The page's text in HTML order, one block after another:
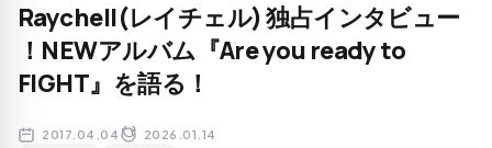
Raychell(レイチェル) 独占インタビュー
！NEWアルバム『Are you ready to
FIGHT』を語る！
2017.04.04 2026.01.14